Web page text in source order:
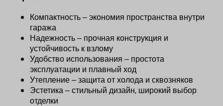
Компактность – экономия пространства внутри
гаража
Надежность – прочная конструкция и
устойчивость к взлому
Удобство использования – простота
эксплуатации и плавный ход
Утепление – защита от холода и сквозняков
Эстетика – стильный дизайн, широкий выбор
отделки